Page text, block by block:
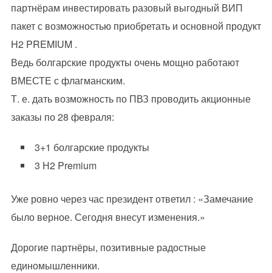
партнёрам инвестировать разовый выгодный ВИП
пакет с возможностью приобретать и основной продукт
H2 PREMIUM .
Ведь болгарские продукты очень мощно работают
ВМЕСТЕ с флагманским.
Т. е. дать возможность по ПВЗ проводить акционные
заказы по 28 февраля:
3+1 болгарские продукты
3 Н2 Premium
Уже ровно через час президент ответил : «Замечание
было верное. Сегодня внесут изменения.»
Дорогие партнёры, позитивные радостные
единомышленники.